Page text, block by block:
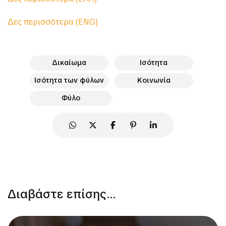
Δες περισσότερα (ENG)
Δικαίωμα
Ισότητα
Ισότητα των φύλων
Κοινωνία
Φύλο
Διαβάστε επίσης...